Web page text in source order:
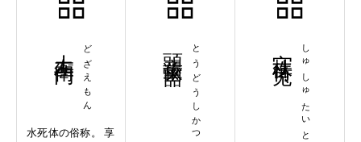
どざえもん
水死体の俗称。 享
とうどうしかつ しゅしゅたいと